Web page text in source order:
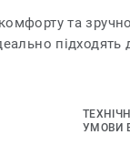
та
підходять
УМОВИ